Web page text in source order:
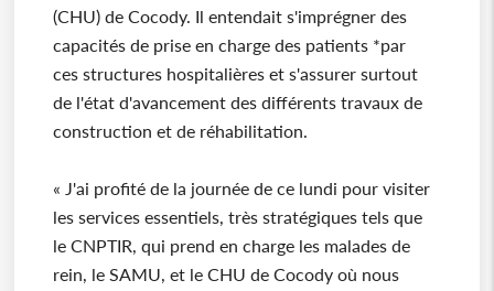
(CHU) de Cocody. Il entendait s'imprégner des
capacités de prise en charge des patients *par
ces structures hospitalières et s'assurer surtout
de l'état d'avancement des différents travaux de
construction et de réhabilitation.
« J'ai profité de la journée de ce lundi pour visiter
les services essentiels, très stratégiques tels que
le CNPTIR, qui prend en charge les malades de
rein, le SAMU, et le CHU de Cocody où nous